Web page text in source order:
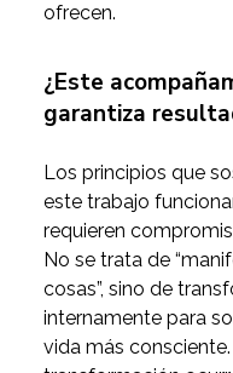
ofrecen.
¿Este
garantiza
Los principios que
este trabajo
requieren
No se trata de
cosas”, sino de
internamente para
vida más